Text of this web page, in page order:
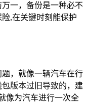
一，备份是一种必不
,在关键时刻能保护
，就像一辆汽车在行
版本过旧导致的，建
像为汽车进行一次全